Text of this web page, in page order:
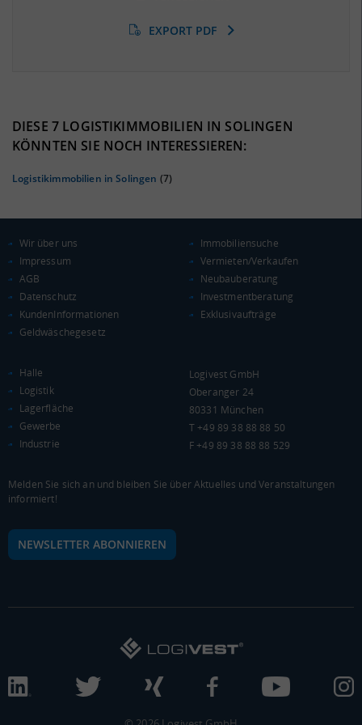
KAUFKRAFT
Euro pro Kopf
(Landkreis / Kreisfreie Stadt)
KAUFKRAFT - EURO PRO KOPF
0 € 20.000 € 40.000 €
Bundesland
(LANDKREIS / KREISFREIE STADT)
Gesamt BIP je Erwerbstätigen BIP je Einwohner
EXPORT PDF
DIESE 7 LOGISTIKIMMOBILIEN IN SOLINGEN
KÖNNTEN SIE NOCH INTERESSIEREN:
Logistikimmobilien in Solingen (7)
Wir über uns
Impressum
AGB
Datenschutz
KundenInformationen
Geldwäschegesetz
Immobiliensuche
Vermieten/Verkaufen
Neubauberatung
Investmentberatung
Exklusivaufträge
Halle
Logistik
Lagerfläche
Gewerbe
Industrie
Logivest GmbH
Oberanger 24
80331 München
T +49 89 38 88 88 50
F +49 89 38 88 88 529
Melden Sie sich an und bleiben Sie über Aktuelles und Veranstaltungen
informiert!
NEWSLETTER ABONNIEREN